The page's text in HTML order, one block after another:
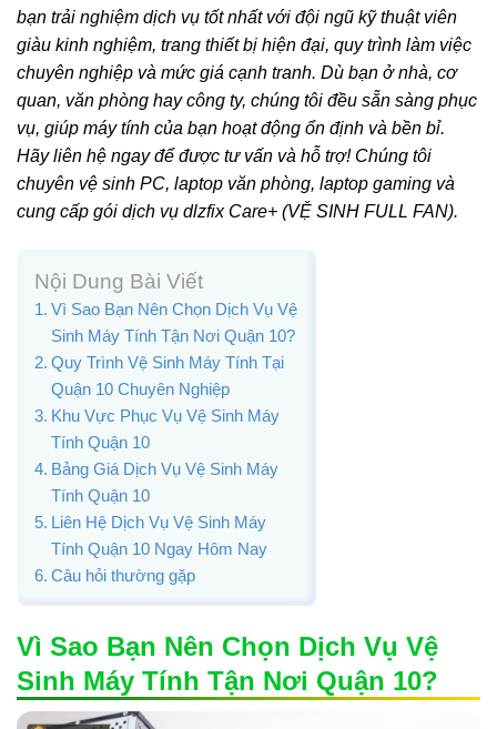
bạn trải nghiệm dịch vụ tốt nhất với đội ngũ kỹ thuật viên
giàu kinh nghiệm, trang thiết bị hiện đại, quy trình làm việc
chuyên nghiệp và mức giá cạnh tranh. Dù bạn ở nhà, cơ
quan, văn phòng hay công ty, chúng tôi đều sẵn sàng phục
vụ, giúp máy tính của bạn hoạt động ổn định và bền bỉ.
Hãy liên hệ ngay để được tư vấn và hỗ trợ! Chúng tôi
chuyên vệ sinh PC, laptop văn phòng, laptop gaming và
cung cấp gói dịch vụ dlzfix Care+ (VỆ SINH FULL FAN).
Nội Dung Bài Viết
Vì Sao Bạn Nên Chọn Dịch Vụ Vệ
Sinh Máy Tính Tận Nơi Quận 10?
Quy Trình Vệ Sinh Máy Tính Tại
Quận 10 Chuyên Nghiệp
Khu Vực Phục Vụ Vệ Sinh Máy
Tính Quận 10
Bảng Giá Dịch Vụ Vệ Sinh Máy
Tính Quận 10
Liên Hệ Dịch Vụ Vệ Sinh Máy
Tính Quận 10 Ngay Hôm Nay
Câu hỏi thường gặp
Vì Sao Bạn Nên Chọn Dịch Vụ Vệ
Sinh Máy Tính Tận Nơi Quận 10?